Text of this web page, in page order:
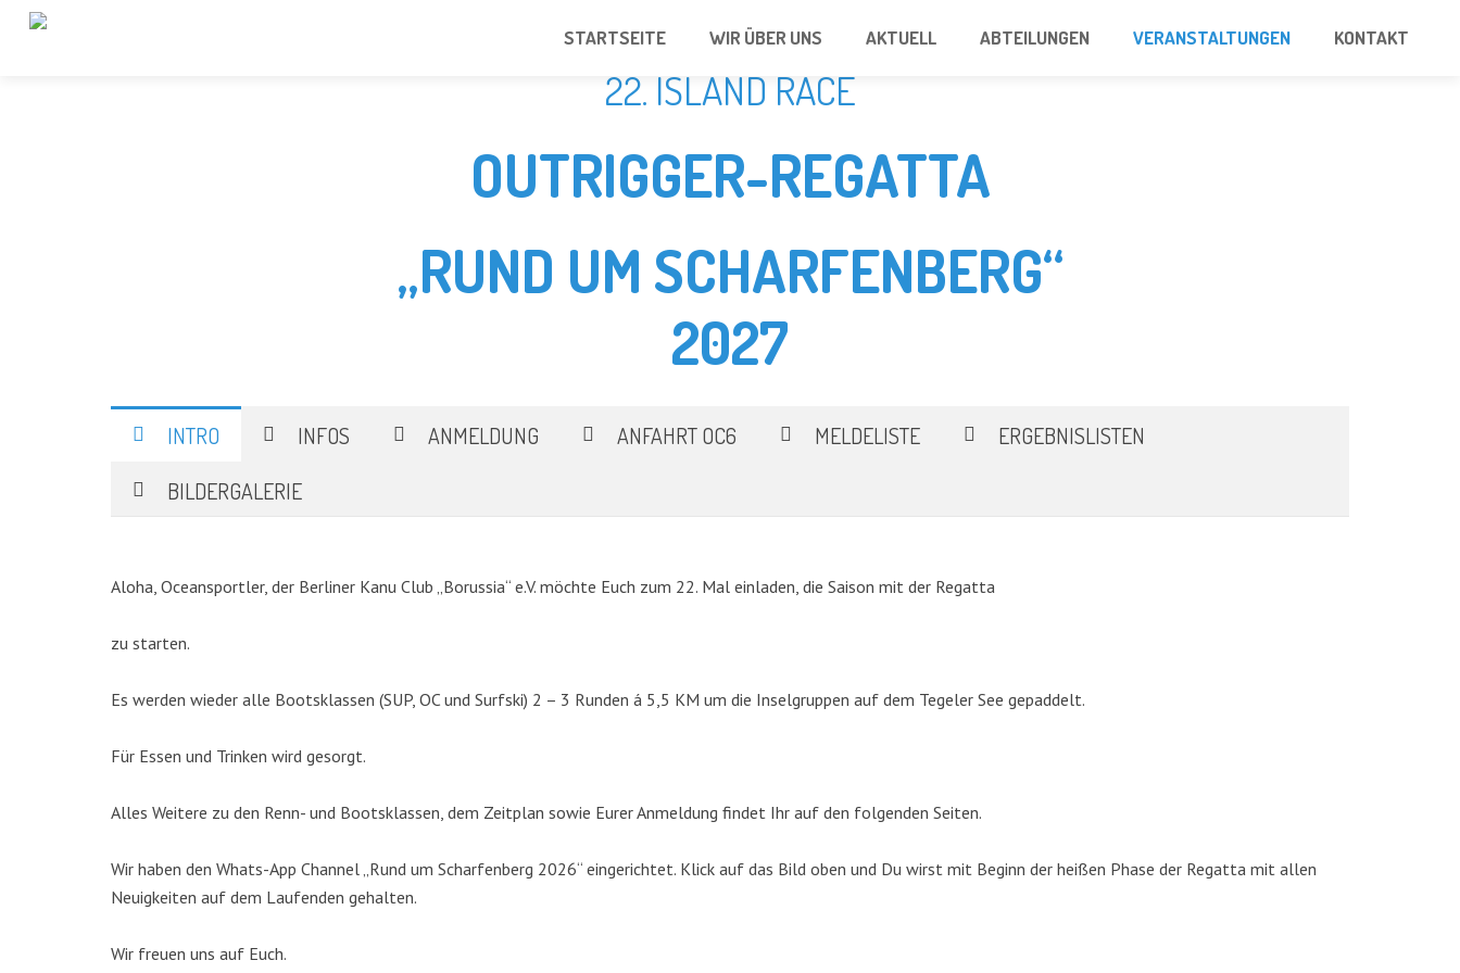
STARTSEITE WIR ÜBER UNS AKTUELL ABTEILUNGEN VERANSTALTUNGEN KONTAKT
22. ISLAND RACE
OUTRIGGER-REGATTA
„RUND UM SCHARFENBERG“
2027
INTRO INFOS ANMELDUNG ANFAHRT OC6 MELDELISTE
ERGEBNISLISTEN
BILDERGALERIE
Aloha, Oceansportler, der Berliner Kanu Club „Borussia“ e.V. möchte Euch zum 22. Mal einladen, die Saison mit der Regatta
zu starten.
Es werden wieder alle Bootsklassen (SUP, OC und Surfski) 2 – 3 Runden á 5,5 KM um die Inselgruppen auf dem Tegeler See gepaddelt.
Für Essen und Trinken wird gesorgt.
Alles Weitere zu den Renn- und Bootsklassen, dem Zeitplan sowie Eurer Anmeldung findet Ihr auf den folgenden Seiten.
Wir haben den Whats-App Channel „Rund um Scharfenberg 2026“ eingerichtet. Klick auf das Bild oben und Du wirst mit Beginn der heißen Phase der Regatta mit allen
Neuigkeiten auf dem Laufenden gehalten.
Wir freuen uns auf Euch.
Aktuell(48)
Drachenboot(47)
Kanu-Rennsport(13)
nach: